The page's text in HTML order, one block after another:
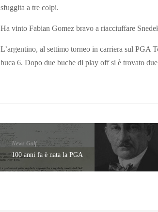
sfuggita a tre colpi.
Ha vinto Fabian Gomez bravo a riacciuffare
L’argentino, al settimo torneo in carriera sul PGA
buca 6. Dopo due buche di play off si è trovato
News Golf
100 anni fa è nata la PGA